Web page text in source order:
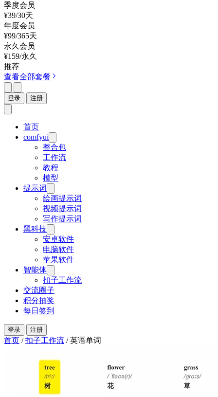
季度会员
¥39/30天
年度会员
¥99/365天
永久会员
¥159/永久
推荐
查看全部套餐
登录 注册
首页
comfyui
整合包
工作流
教程
模型
提示词
绘画提示词
视频提示词
写作提示词
黑科技
安卓软件
电脑软件
苹果软件
智能体
扣子工作流
交流圈子
积分抽奖
每日签到
登录 注册
首页 / 扣子工作流 / 英语单词